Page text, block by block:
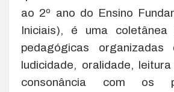
ao 2º ano do Ensino
Iniciais), é uma coletânea
pedagógicas
ludicidade, oralidade,
consonância com os